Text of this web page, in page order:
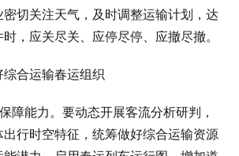
切关注天气，及时调整运输计划，达
，应关尽关、应停尽停、应撤尽撤。
综合运输春运组织
障能力。要动态开展客流分析研判，
行时空特征，统筹做好综合运输资源